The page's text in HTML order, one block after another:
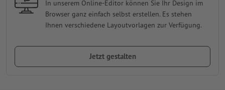
In unserem Online-Editor können Sie Ihr Design im
Browser ganz einfach selbst erstellen. Es stehen
Ihnen verschiedene Layoutvorlagen zur Verfügung.
Jetzt gestalten